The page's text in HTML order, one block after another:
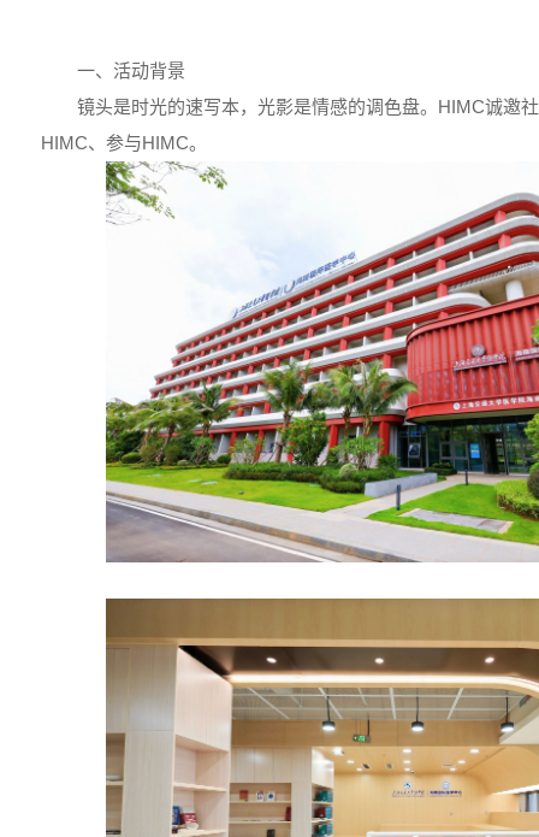
一、活动背景
镜头是时光的速写本，光影是情感的调色盘。HIMC诚邀
HIMC、参与HIMC。